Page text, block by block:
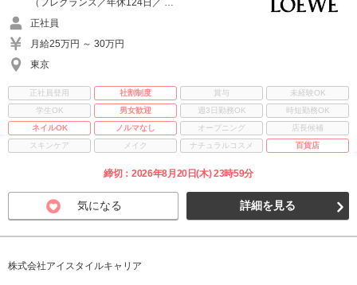
（フレグランス／年休124日／ …
正社員
月給25万円 ～ 30万円
東京
正社員登用 社割制度 賞与
未経験OK
学生OK
男女歓迎 週3日勤務OK
時短勤務OK
ネイルOK
ノルマなし オープニング
店長候補
スキンケア
メイク ナチュラルコスメ 百貨店
締切：2026年8月20日(木) 23時59分
気になる 詳細を見る
株式会社アイスタイルキャリア